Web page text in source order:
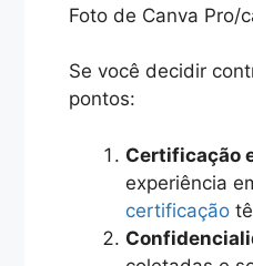
Foto de Canva Pro/
Se você decidir
pontos:
Certificação
experiência
certificação